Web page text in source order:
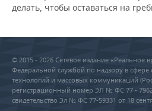
делать, чтобы оставаться на
© 2015 - 2026 Сетевое издание «Реальное
Федеральной службой по надзору в
технологий и массовых коммуникаций
регистрационный номер ЭЛ № ФС 77 -
свидетельство Эл № ФС 77-59331 от 18